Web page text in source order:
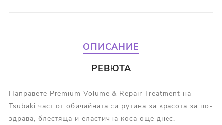
ОПИСАНИЕ
РЕВЮТА
Направете Premium Volume & Repair Treatment на
Tsubaki част от обичайната си рутина за красота за по-
здрава, блестяща и еластична коса още днес.